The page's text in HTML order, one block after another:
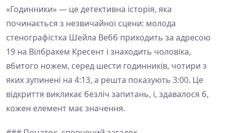
«Годинники» — це детективна історія, яка
починається з незвичайної сцени: молода
стенографістка Шейла Вебб приходить за адресою
19 на Вілбрахем Кресент і знаходить чоловіка,
вбитого ножем, серед шести годинників, чотири з
яких зупинені на 4:13, а решта показують 3:00. Це
відкриття викликає безліч запитань, і, здавалося б,
кожен елемент має значення.